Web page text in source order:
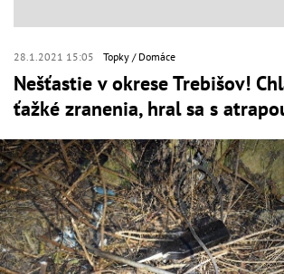
28.1.2021 15:05 Topky Domáce
Nešťastie v okrese Trebišov!
ťažké zranenia, hral sa s